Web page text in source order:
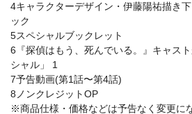
4キャラクターデザイン・伊藤陽祐描き
ック
5スペシャルブックレット
6『探偵はもう、死んでいる。』キャス
シャル」 1
7予告動画(第1話〜第4話)
8ノンクレジットOP
※商品仕様・価格などは予告なく変更に